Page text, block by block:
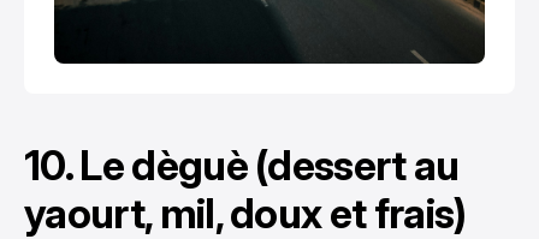
10. Le dèguè (dessert au
yaourt, mil, doux et frais)